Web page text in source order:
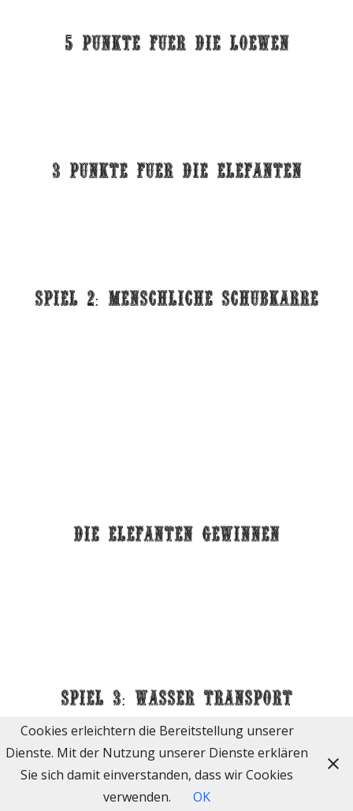
5 Punkte fuer die loewen
3 Punkte fuer die elefanten
spiel 2: menschliche schubkarre
die elefanten gewinnen
spiel 3: wasser transport
Cookies erleichtern die Bereitstellung unserer
Dienste. Mit der Nutzung unserer Dienste erklären
Sie sich damit einverstanden, dass wir Cookies
verwenden.
OK